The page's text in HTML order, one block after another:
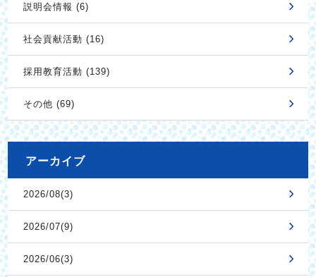
説明会情報 (6)
社会貢献活動 (16)
採用教育活動 (139)
その他 (69)
アーカイブ
2026/08(3)
2026/07(9)
2026/06(3)